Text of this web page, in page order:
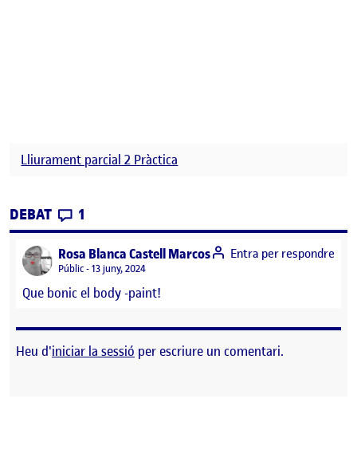
Lliurament parcial 2 Pràctica
DEBAT CONTRIBUTIONS
1
Rosa Blanca Castell Marcossays:
Visibilitat:
Públic 13 juny, 2024
Que bonic el body -paint!
Entra per respondre
Heu d'iniciar la sessió per escriure un comentari.